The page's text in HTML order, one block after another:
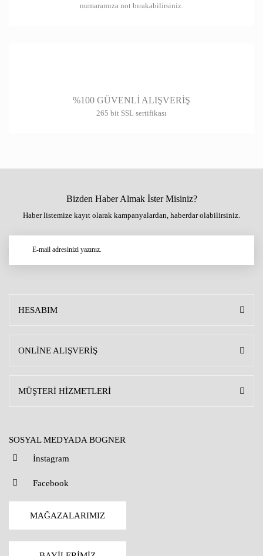
numaramıza not bırakabilirsiniz.
%100 GÜVENLİ ALIŞVERİŞ
265 bit SSL sertifikası
Bizden Haber Almak İster Misiniz?
Haber listemize kayıt olarak kampanyalardan, haberdar olabilirsiniz.
HESABIM
ONLİNE ALIŞVERİŞ
MÜŞTERİ HİZMETLERİ
SOSYAL MEDYADA BOGNER
İnstagram
Facebook
MAĞAZALARIMIZ